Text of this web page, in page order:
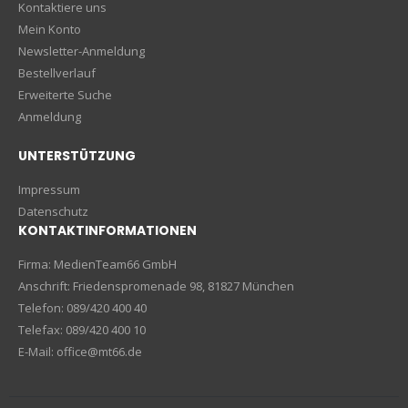
Kontaktiere uns
Mein Konto
Newsletter-Anmeldung
Bestellverlauf
Erweiterte Suche
Anmeldung
UNTERSTÜTZUNG
Impressum
Datenschutz
KONTAKTINFORMATIONEN
Firma: MedienTeam66 GmbH
Anschrift: Friedenspromenade 98, 81827 München
Telefon: 089/420 400 40
Telefax: 089/420 400 10
E-Mail: office@mt66.de